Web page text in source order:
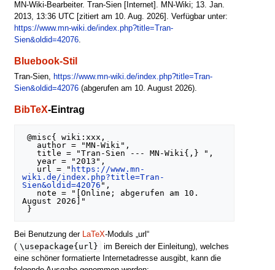
MN-Wiki-Bearbeiter. Tran-Sien [Internet]. MN-Wiki; 13. Jan.
2013, 13:36 UTC [zitiert am 10. Aug. 2026]. Verfügbar unter:
https://www.mn-wiki.de/index.php?title=Tran-
Sien&oldid=42076.
Bluebook-Stil
Tran-Sien, https://www.mn-wiki.de/index.php?title=Tran-
Sien&oldid=42076(abgerufen am 10. August 2026).
BibTeX-Eintrag
@misc{ wiki:xxx,
   title = "Tran-Sien --- MN-Wiki{,} ",
   year = "2013",
   url = "
https://www.mn-
wiki.de/index.php?title=Tran-
Sien&oldid=42076 ",
August 2026]"
Bei Benutzung der LaTeX-Moduls „url“
( \usepackage{url}
im Bereich der Einleitung), welches
eine schöner formatierte Internetadresse ausgibt, kann die